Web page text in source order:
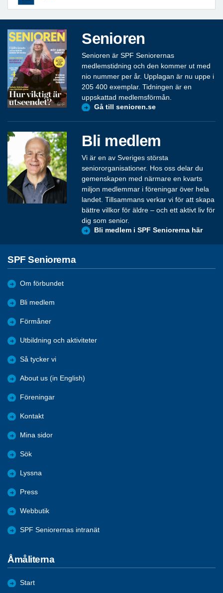
Senioren
Senioren är SPF Seniorernas
medlemstidning och den kommer ut med
nio nummer per år. Upplagan är nu uppe i
205 400 exemplar. Tidningen är en
uppskattad medlemsförmån.
Gå till senioren.se
Bli medlem
Vi är en av Sveriges största
seniororganisationer. Hos oss delar du
gemenskapen med närmare en kvarts
miljon medlemmar i föreningar över hela
landet. Tillsammans verkar vi för att skapa
bättre villkor för äldre – och ett aktivt liv för
dig som senior.
Bli medlem i SPF Seniorerna här
SPF Seniorerna
Om förbundet
Bli medlem
Förmåner
Utbildning och aktiviteter
Så tycker vi
About us (in English)
Föreningar
Kontakt
Mina sidor
Sök
Lyssna
Press
Webbutik
SPF Seniorernas intranät
Åmåliterna
Start